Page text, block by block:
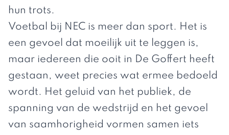
hun trots.
Voetbal bij NEC is meer dan sport. Het is
een gevoel dat moeilijk uit te leggen is,
maar iedereen die ooit in De Goffert heeft
gestaan, weet precies wat ermee bedoeld
wordt. Het geluid van het publiek, de
spanning van de wedstrijd en het gevoel
van saamhorigheid vormen samen iets